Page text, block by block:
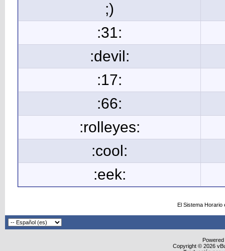
;)
:31:
:devil:
:17:
:66:
:rolleyes:
:cool:
:eek:
El Sistema
Copyright © 2026